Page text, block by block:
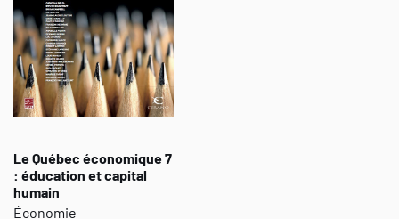
Le Québec économique 7
: éducation et capital
humain
Économie